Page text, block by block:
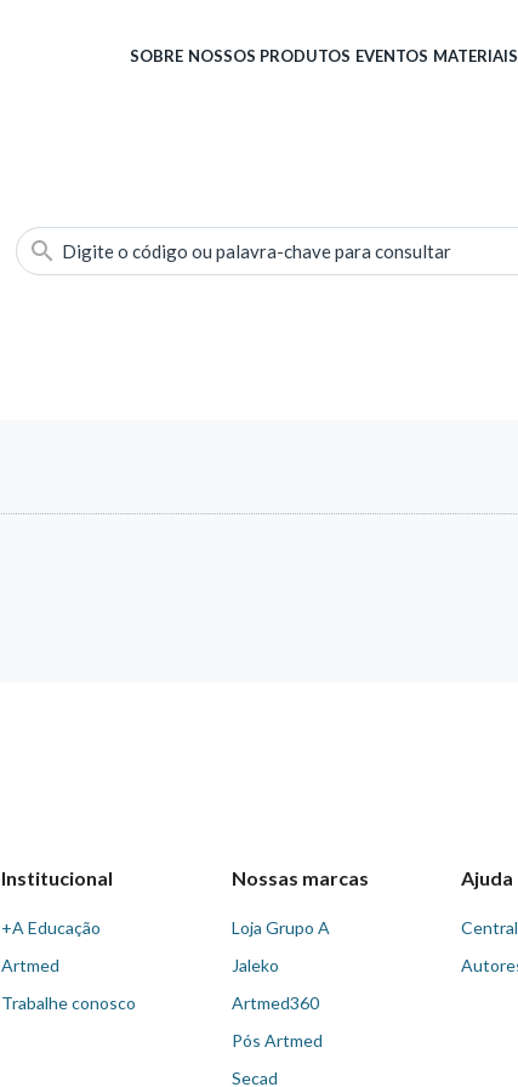
SOBRE NOSSOS PRODUTOS EVENTOS
Digite o código ou palavra-chave para consultar
Institucional
+A Educação
Artmed
Trabalhe conosco
Nossas marcas
Loja Grupo A
Jaleko
Artmed360
Pós Artmed
Secad
Ajuda